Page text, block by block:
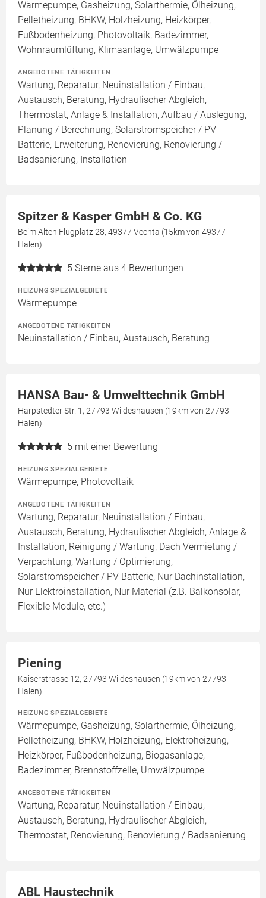
Wärmepumpe, Gasheizung, Solarthermie, Ölheizung,
Pelletheizung, BHKW, Holzheizung, Heizkörper,
Fußbodenheizung, Photovoltaik, Badezimmer,
Wohnraumlüftung, Klimaanlage, Umwälzpumpe
ANGEBOTENE TÄTIGKEITEN
Wartung, Reparatur, Neuinstallation / Einbau,
Austausch, Beratung, Hydraulischer Abgleich,
Thermostat, Anlage & Installation, Aufbau / Auslegung,
Planung / Berechnung, Solarstromspeicher / PV
Batterie, Erweiterung, Renovierung, Renovierung /
Badsanierung, Installation
Spitzer & Kasper GmbH & Co. KG
Beim Alten Flugplatz 28, 49377 Vechta (15km von 49377
Halen)
5 Sterne aus 4 Bewertungen
HEIZUNG SPEZIALGEBIETE
Wärmepumpe
ANGEBOTENE TÄTIGKEITEN
Neuinstallation / Einbau, Austausch, Beratung
HANSA Bau- & Umwelttechnik GmbH
Harpstedter Str. 1, 27793 Wildeshausen (19km von 27793
Halen)
5 mit einer Bewertung
HEIZUNG SPEZIALGEBIETE
Wärmepumpe, Photovoltaik
ANGEBOTENE TÄTIGKEITEN
Wartung, Reparatur, Neuinstallation / Einbau,
Austausch, Beratung, Hydraulischer Abgleich, Anlage &
Installation, Reinigung / Wartung, Dach Vermietung /
Verpachtung, Wartung / Optimierung,
Solarstromspeicher / PV Batterie, Nur Dachinstallation,
Nur Elektroinstallation, Nur Material (z.B. Balkonsolar,
Flexible Module, etc.)
Piening
Kaiserstrasse 12, 27793 Wildeshausen (19km von 27793
Halen)
HEIZUNG SPEZIALGEBIETE
Wärmepumpe, Gasheizung, Solarthermie, Ölheizung,
Pelletheizung, BHKW, Holzheizung, Elektroheizung,
Heizkörper, Fußbodenheizung, Biogasanlage,
Badezimmer, Brennstoffzelle, Umwälzpumpe
ANGEBOTENE TÄTIGKEITEN
Wartung, Reparatur, Neuinstallation / Einbau,
Austausch, Beratung, Hydraulischer Abgleich,
Thermostat, Renovierung, Renovierung / Badsanierung
ABL Haustechnik